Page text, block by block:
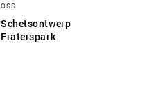
OSS
Schetsontwerp
Fraterspark